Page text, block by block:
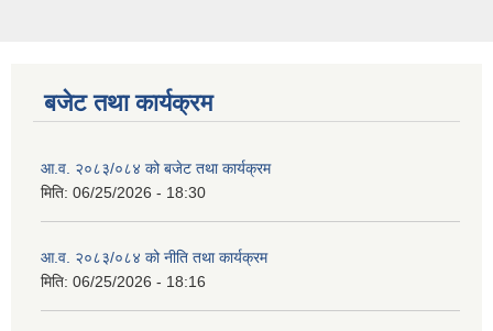
बजेट तथा कार्यक्रम
आ.व. २०८३/०८४ को बजेट तथा कार्यक्रम
मिति: 06/25/2026 - 18:30
आ.व. २०८३/०८४ को नीति तथा कार्यक्रम
मिति: 06/25/2026 - 18:16